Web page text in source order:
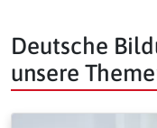
Deutsche
unsere